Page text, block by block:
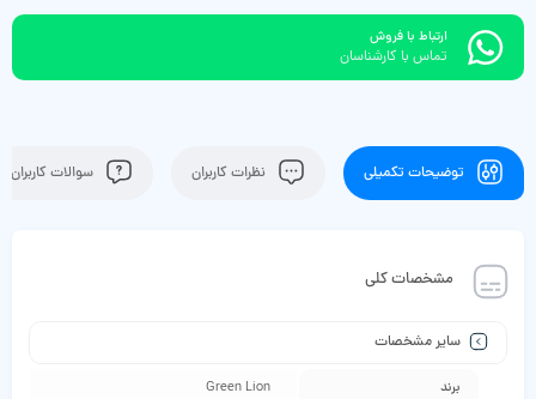
ارتباط با فروش
تماس با کارشناسان
توضیحات تکمیلی نظرات کاربران سوالات کاربران
مشخصات کلی
سایر مشخصات
برند Green Lion